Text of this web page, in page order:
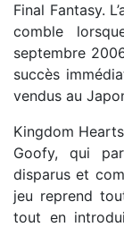
Final Fantasy.
comble
septembre
succès
vendus au
Kingdom
Goofy, qui
disparus et
jeu reprend
tout en